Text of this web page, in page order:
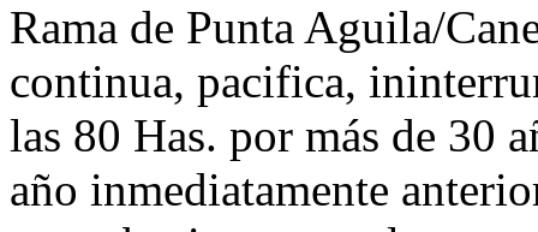
Rama de Punta Aguila/
continua, pacifica,
las 80 Has. por más de 30
año inmediatamente